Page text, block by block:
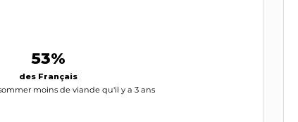
53%
des Français
moins de viande qu'il y a 3 ans